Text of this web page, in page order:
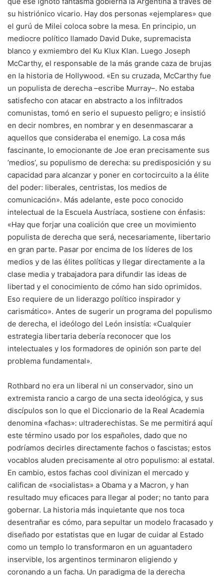
su histriónico vicario. Hay dos personas «ejemplares» que
el gurú de Milei coloca sobre la mesa. En principio, un
mediocre político llamado David Duke, supremacista
blanco y exmiembro del Ku Klux Klan. Luego Joseph
McCarthy, el responsable de la más grande caza de brujas
en la historia de Hollywood. «En su cruzada, McCarthy fue
un populista de derecha –escribe Murray–. No estaba
satisfecho con atacar en abstracto a los infiltrados
comunistas, tomó en serio el supuesto peligro; e insistió
en decir nombres, en nombrar y en desenmascarar a
aquellos que consideraba el enemigo. La cosa más
fascinante, lo emocionante de Joe eran precisamente sus
‘medios’, su populismo de derecha: su predisposición y su
capacidad para alcanzar y poner en cortocircuito a la élite
del poder: liberales, centristas, los medios de
comunicación». Más adelante, este poco conocido
intelectual de la Escuela Austríaca, sostiene con énfasis:
«Hay que forjar una coalición que cree un movimiento
populista de derecha que será, necesariamente, libertario
en gran parte. Pasar por encima de los líderes de los
medios y de las élites políticas y llegar directamente a la
clase media y trabajadora para difundir las ideas de
libertad y el conocimiento de cómo han sido oprimidos.
Eso requiere de un liderazgo político inspirador y
carismático». Antes de sugerir un programa del populismo
de derecha, el ideólogo del León insistía: «Cualquier
estrategia libertaria debería reconocer que los
intelectuales y los formadores de opinión son parte del
problema fundamental».
Rothbard no era un liberal ni un conservador, sino un
extremista rancio a cargo de una secta ideológica, y sus
discípulos son lo que el Diccionario de la Real Academia
denomina «fachas»: ultraderechistas. Se me permitirá aquí
este término usado por los españoles, dado que no
podríamos decirles directamente fachos o fascistas; estos
vocablos aluden precisamente al otro populismo: al estatal.
En cambio, estos fachas cool divinizan el mercado y
califican de «socialistas» a Obama y a Macron, y han
resultado muy eficaces para llegar al poder; no tanto para
gobernar. La historia más inquietante que nos toca
desentrañar es cómo, para sepultar un modelo fracasado y
diseñado por estatistas que en lugar de cuidar al Estado
como un templo lo transformaron en un aguantadero
inservible, los argentinos terminaron eligiendo y
coronando a un facha. Un paradigma de la derecha